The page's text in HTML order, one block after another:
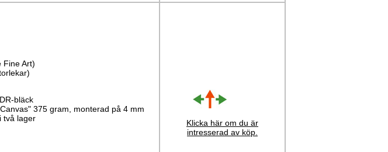
Fine Art)
bläck
375 gram, monterad på 4 mm
två lager
Klicka här om du är
intresserad av köp.